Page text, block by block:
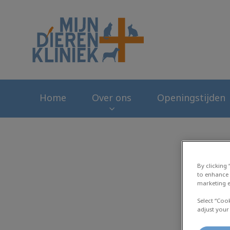
Home Over ons Openingstijden
By clicking
to
marketing
Select
adjust